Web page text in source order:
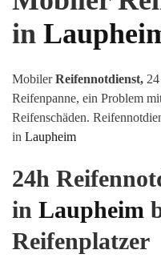
in
MobilerReifennotdienst,
Reifenpanne, ein Problem
Reifenschäden.
in Laupheim
24h
in Laupheim
Reifenplatzer